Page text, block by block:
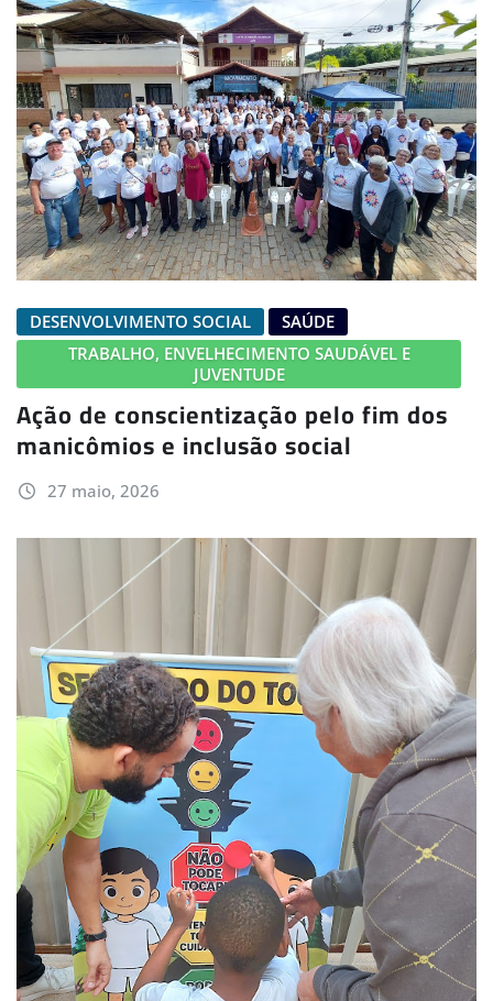
DESENVOLVIMENTO SOCIAL
SAÚDE
TRABALHO, ENVELHECIMENTO SAUDÁVEL E
JUVENTUDE
Ação de conscientização pelo fim dos
manicômios e inclusão social
27 maio, 2026